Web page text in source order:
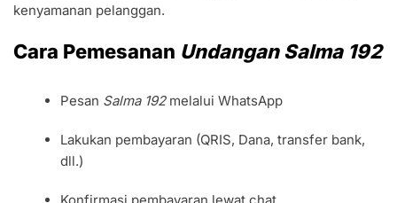
kenyamanan pelanggan.
Cara Pemesanan Undangan Salma 192
Pesan Salma 192melalui WhatsApp
Lakukan pembayaran (QRIS, Dana, transfer bank,
dll.)